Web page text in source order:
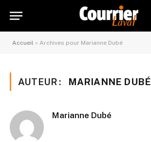
Accueil » Archives pour Marianne Dubé
AUTEUR : MARIANNE DUBÉ
Marianne Dubé